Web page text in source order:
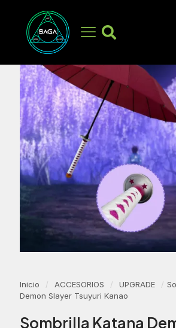
EN OFERTA
Inicio / ACCESORIOS / UPGRADE /
Demon Slayer Tsuyuri Kanao
Sombrilla Katana